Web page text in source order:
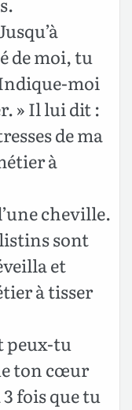
de moi, tu
Indique-moi
» Il lui dit :
de ma
à
cheville.
sont
et
à tisser
peux-tu
ton cœur
3 fois que tu